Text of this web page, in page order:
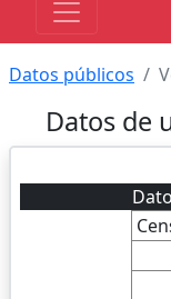
Datos públicos
Datos de